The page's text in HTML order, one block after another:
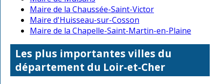
Maire de la Chaussée-Saint-Victor
Maire d'Huisseau-sur-Cosson
Maire de la Chapelle-Saint-Martin-en-Plaine
Les plus importantes villes du
département du Loir-et-Cher